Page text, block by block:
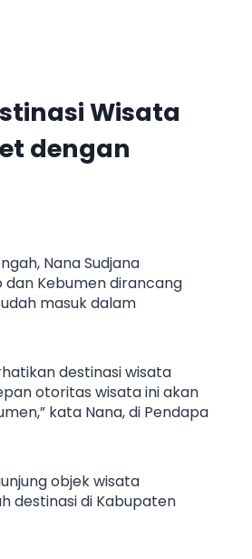
Wisata
dengan
Nana Sudjana
Kebumen dirancang
masuk dalam
destinasi wisata
otoritas wisata ini akan
kata Nana, di Pendapa
objek wisata
destinasi di Kabupaten